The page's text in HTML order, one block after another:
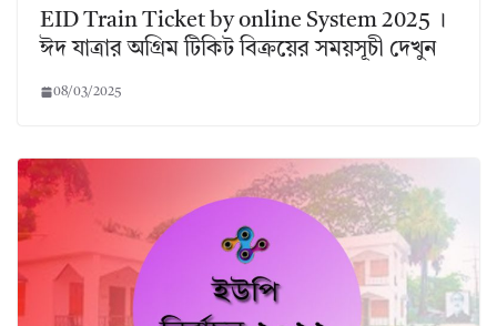
EID Train Ticket by online System 2025 ।
ঈদ যাত্রার অগ্রিম টিকিট বিক্রয়ের সময়সূচী দেখুন
08/03/2025